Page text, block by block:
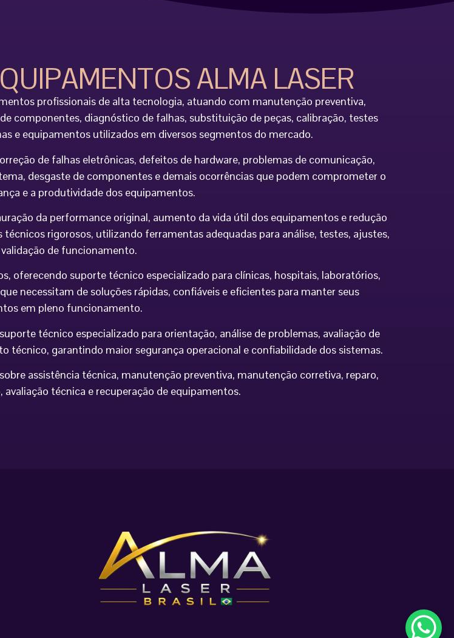
ALMA LASER
profissionais de alta tecnologia, atuando com manutenção preventiva,
componentes, diagnóstico de falhas, substituição de peças, calibração, testes
e equipamentos utilizados em diversos segmentos do mercado.
de falhas eletrônicas, defeitos de hardware, problemas de comunicação,
desgaste de componentes e demais ocorrências que podem comprometer o
e a produtividade dos equipamentos.
da performance original, aumento da vida útil dos equipamentos e redução
rigorosos, utilizando ferramentas adequadas para análise, testes, ajustes,
validação de funcionamento.
oferecendo suporte técnico especializado para clínicas, hospitais, laboratórios,
necessitam de soluções rápidas, confiáveis e eficientes para manter seus
em pleno funcionamento.
técnico especializado para orientação, análise de problemas, avaliação de
técnico, garantindo maior segurança operacional e confiabilidade dos sistemas.
assistência técnica, manutenção preventiva, manutenção corretiva, reparo,
técnica e recuperação de equipamentos.